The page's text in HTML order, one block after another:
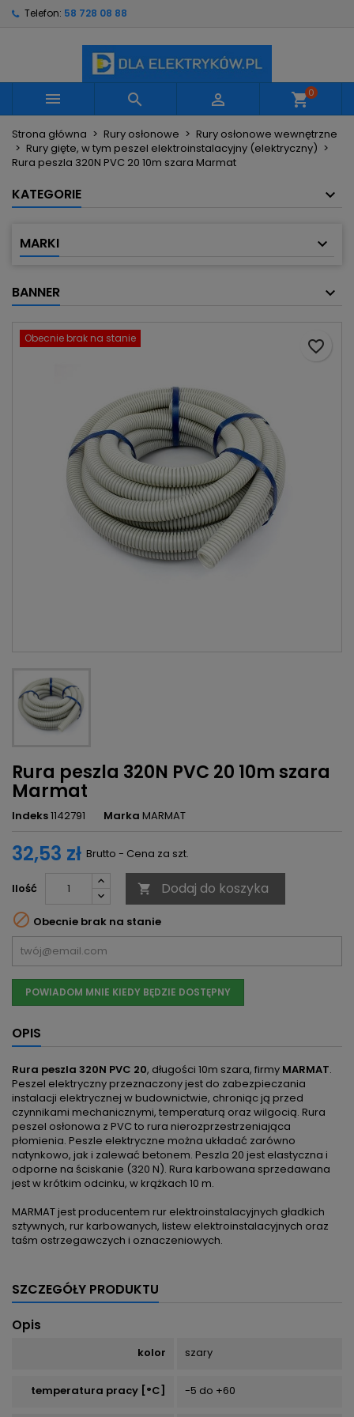
Telefon: 58 728 08 88
   shopping_cart0
Strona główna Rury osłonowe
Rury osłonowe wewnętrzne
Rury gięte, w tym peszel elektroinstalacyjny (elektryczny)
Rura peszla 320N PVC 20 10m szara Marmat
KATEGORIE
MARKI
BANNER
Obecnie brak na stanie
Rura peszla 320N PVC 20 10m szara
Marmat
Indeks1142791 Marka MARMAT
32,53 zł Brutto - Cena za szt.
Ilość  Dodaj do koszyka
favorite_border
 Obecnie brak na stanie
POWIADOM MNIE KIEDY BĘDZIE DOSTĘPNY
OPIS
Rura peszla 320N PVC 20, długości 10m szara, firmy MARMAT.
Peszel elektryczny przeznaczony jest do zabezpieczania
instalacji elektrycznej w budownictwie, chroniąc ją przed
czynnikami mechanicznymi, temperaturą oraz wilgocią. Rura
peszel osłonowa z PVC to rura nierozprzestrzeniająca
płomienia. Peszle elektryczne można układać zarówno
natynkowo, jak i zalewać betonem. Peszla 20 jest elastyczna i
odporne na ściskanie (320 N). Rura karbowana sprzedawana
jest w krótkim odcinku, w krążkach 10 m.
MARMAT jest producentem rur elektroinstalacyjnych gładkich
sztywnych, rur karbowanych, listew elektroinstalacyjnych oraz
taśm ostrzegawczych i oznaczeniowych.
SZCZEGÓŁY PRODUKTU
Opis
kolor szary
temperatura pracy [°C] -5 do +60
Utwórz nową listę
Nazwa listy życzeń
Anuluj Utwórz listę życzeń
Musisz być zalogowany by zapisać produkty na
swojej liście życzeń.
Anuluj Zaloguj się